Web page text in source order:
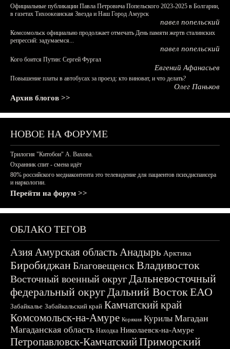
Официальные публикации Павла Петровича Попельского 2023-2025 в Болгарии,
в газетах Тихоокеанская Звезда и Наш Город Амурск
павел попельский
Комсомольск официально продолжает отмечать День памяти жертв сталинских
репрессий: задумаемся...
павел попельский
Кого боится Путин: Сергей Фургал
Евгений Афанасьев
Повышение платы в автобусах за проезд: кто виноват, и что делать?
Олег Паньков
Архив блогов >>
НОВОЕ НА ФОРУМЕ
Трилогия "Китобои" А. Вахова.
Охранник спит - смена идёт
80% российского медиаконтента это телевидение для пациентов психдиспансера
и наркологии.
Перейти на форум >>
ОБЛАКО ТЕГОВ
АзияАмурская область Анадырь Арктика
БиробиджанБлаговещенскВладивосток
Восточный военный округДальневосточный
федеральный округДальний ВостокЕАО
Забайкалье Забайкальский край Камчатский край
Комсомольск-на-Амуре Корякия Курилы Магадан
Магаданская область Находка Николаевск-на-Амуре
Петропавловск-КамчатскийПриморский